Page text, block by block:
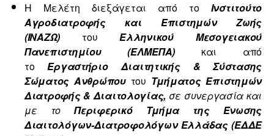
Η Μελέτη διεξάγεται από το Ινστιτούτο
Αγροδιατροφής και Επιστημών Ζωής
(ΙΝΑΖΩ) τουΕλληνικού Μεσογειακού
Πανεπιστημίου (ΕΛΜΕΠΑ) και από
τοΕργαστήριο Διαιτητικής & Σύστασης
Σώματος Ανθρώπουτου Τμήματος Επιστημών
Διατροφής & Διαιτολογίας, σε συνεργασία και
με το Περιφερικό Τμήμα της Ένωσης
Διαιτολόγων-Διατροφολόγων Ελλάδας (ΕΔΔΕ